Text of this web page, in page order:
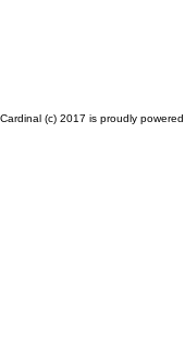
(c) 2017 is proudly